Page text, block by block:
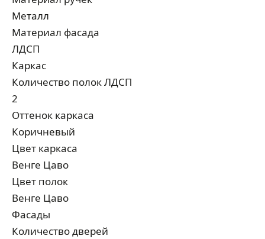
Металл
Материал фасада
ЛДСП
Каркас
Количество полок ЛДСП
2
Оттенок каркаса
Коричневый
Цвет каркаса
Венге Цаво
Цвет полок
Венге Цаво
Фасады
Количество дверей